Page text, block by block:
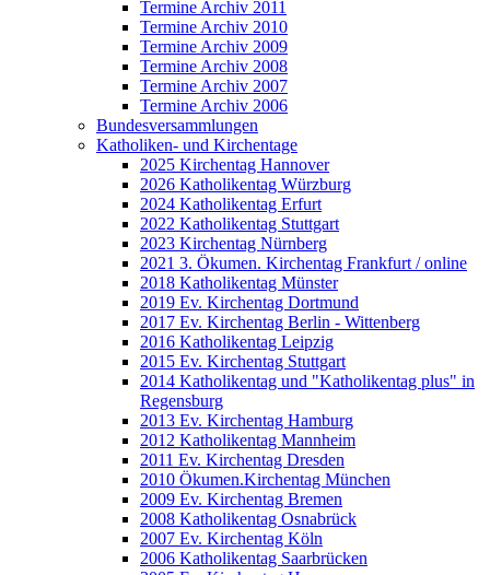
Termine Archiv 2011
Termine Archiv 2010
Termine Archiv 2009
Termine Archiv 2008
Termine Archiv 2007
Termine Archiv 2006
Bundesversammlungen
Katholiken- und Kirchentage
2025 Kirchentag Hannover
2026 Katholikentag Würzburg
2024 Katholikentag Erfurt
2022 Katholikentag Stuttgart
2023 Kirchentag Nürnberg
2021 3. Ökumen. Kirchentag Frankfurt / online
2018 Katholikentag Münster
2019 Ev. Kirchentag Dortmund
2017 Ev. Kirchentag Berlin - Wittenberg
2016 Katholikentag Leipzig
2015 Ev. Kirchentag Stuttgart
2014 Katholikentag und "Katholikentag plus" in
Regensburg
2013 Ev. Kirchentag Hamburg
2012 Katholikentag Mannheim
2011 Ev. Kirchentag Dresden
2010 Ökumen.Kirchentag München
2009 Ev. Kirchentag Bremen
2008 Katholikentag Osnabrück
2007 Ev. Kirchentag Köln
2006 Katholikentag Saarbrücken